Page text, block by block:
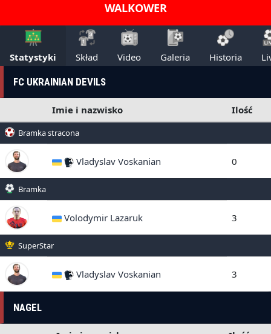
WALKOWER
Statystyki Skład Video Galeria Historia
FC UKRAINIAN DEVILS
Imie i nazwisko Ilość
Bramka stracona
Vladyslav Voskanian 0
Bramka
Volodymir Lazaruk 3
SuperStar
Vladyslav Voskanian 3
NAGEL